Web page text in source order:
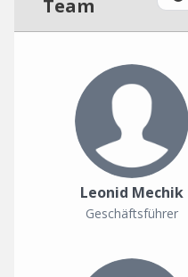
Team
Leonid Mechik
Geschäftsführer